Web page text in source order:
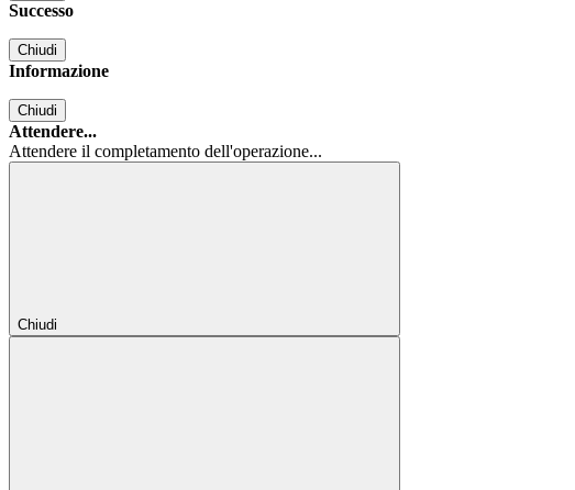
Successo
Chiudi
Informazione
Chiudi
Attendere...
Attendere il completamento dell'operazione...
Chiudi